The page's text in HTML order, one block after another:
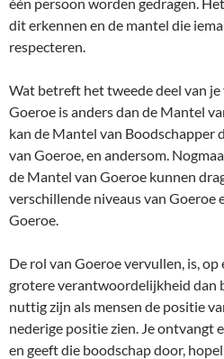
dit erkennen en de mantel die
respecteren.
Wat betreft het tweede deel van je
Goeroe is anders dan de Mantel
kan de Mantel van Boodschapper
van Goeroe, en andersom.
de Mantel van Goeroe kunnen
verschillende niveaus van Goeroe
Goeroe.
De rol van Goeroe vervullen, is, op
grotere verantwoordelijkheid dan
nuttig zijn als mensen de positie
nederige positie zien. Je ontvangt
en geeft die boodschap door,